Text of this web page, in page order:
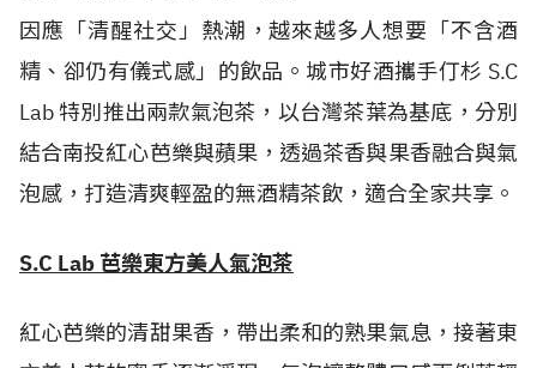
因應「清醒社交」熱潮，越來越多人想要「不含酒
精、卻仍有儀式感」的飲品。城市好酒攜手仃杉 S.C
Lab 特別推出兩款氣泡茶，以台灣茶葉為基底，分別
結合南投紅心芭樂與蘋果，透過茶香與果香融合與氣
泡感，打造清爽輕盈的無酒精茶飲，適合全家共享。
S.C Lab 芭樂東方美人氣泡茶
紅心芭樂的清甜果香，帶出柔和的熟果氣息，接著東